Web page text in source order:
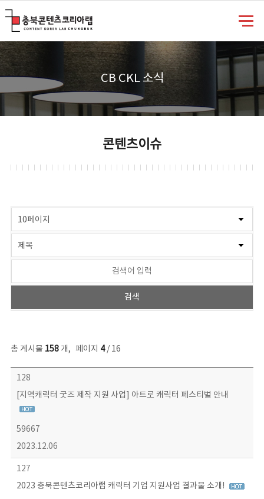
CB CKL 소식
콘텐츠이슈
총 게시물 158개, 페이지 4/ 16
콘텐츠이슈 목록 - 번호, 제목, 작성자, 파일, 조회수, 작성일 정보 제공
128
[지역캐릭터 굿즈 제작 지원 사업] 아트로 캐릭터 페스티벌 안내
59667
2023.12.06
127
2023 충북콘텐츠코리아랩 캐릭터 기업 지원사업 결과물 소개!